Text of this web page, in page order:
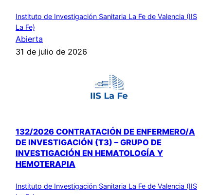
Instituto de Investigación Sanitaria La Fe de Valencia (IIS
La Fe)
Abierta
31 de julio de 2026
132/2026 CONTRATACIÓN DE ENFERMERO/A
DE INVESTIGACIÓN (T3) – GRUPO DE
INVESTIGACIÓN EN HEMATOLOGÍA Y
HEMOTERAPIA
Instituto de Investigación Sanitaria La Fe de Valencia (IIS